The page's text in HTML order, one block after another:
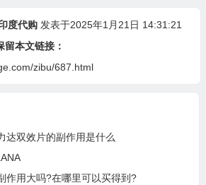
度代购 发表于2025年1月21日 14:31:21
留本文链接：
zibu/687.html
达双效片的副作用是什么
作用大吗?在哪里可以买得到?